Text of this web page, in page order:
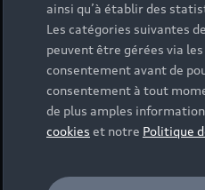
ainsi qu’à établir des
Les catégories suivantes
peuvent être gérées via
consentement avant de
consentement à tout
de plus amples
cookies et notre Politique